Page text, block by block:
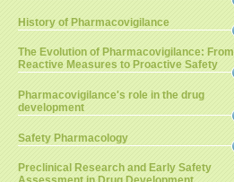
History of Pharmacovigilance
The Evolution of Pharmacovigilance: From
Reactive Measures to Proactive Safety
Pharmacovigilance's role in the drug
development
Safety Pharmacology
Preclinical Research and Early Safety